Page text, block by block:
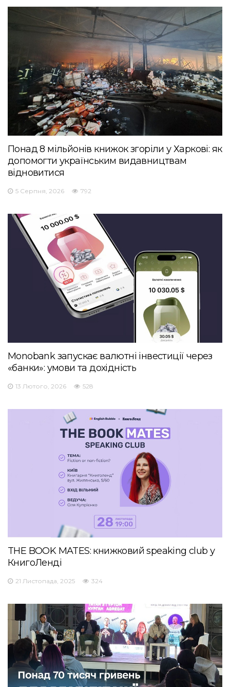
Понад 8 мільйонів книжок згоріли у Харкові: як
допомогти українським видавництвам
відновитися
5 Серпня, 2026 792
Monobank запускає валютні інвестиції через
«банки»: умови та дохідність
13 Лютого, 2026 528
THE BOOK MATES: книжковий speaking club у
КнигоЛенді
21 Листопада, 2025 324